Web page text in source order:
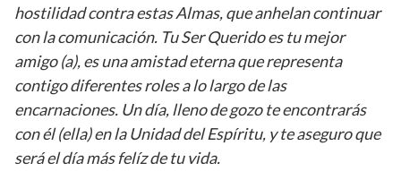
hostilidad contra estas Almas, que anhelan continuar
con la comunicación. Tu Ser Querido es tu mejor
amigo (a), es una amistad eterna que representa
contigo diferentes roles a lo largo de las
encarnaciones. Un día, lleno de gozo te encontrarás
con él (ella) en la Unidad del Espíritu, y te aseguro que
será el día más felíz de tu vida.